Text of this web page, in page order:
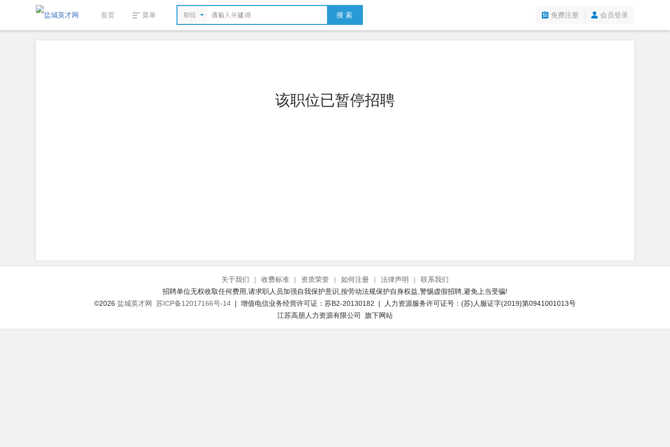
首页 菜单 职位 搜 索 免费注册 会员登录
该职位已暂停招聘
关于我们 | 收费标准 | 资质荣誉 | 如何注册 | 法律声明 |
联系我们
招聘单位无权收取任何费用,请求职人员加强自我保护意识,按劳动法规保护自身权益,警惕虚假招聘,避免上当受骗!
©2026 盐城英才网 苏ICP备12017166号-14 | 增值电信业务经营许可证：苏B2-20130182 | 人力资源服务许可证号：(苏)人服证字(2019)第0941001013号
江苏高朋人力资源有限公司 旗下网站